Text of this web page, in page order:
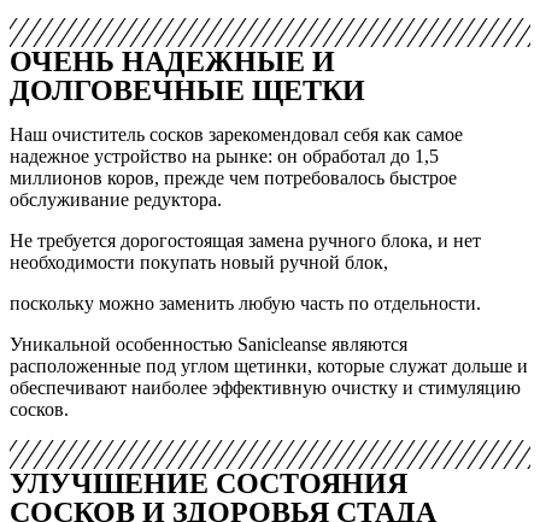
ОЧЕНЬ НАДЕЖНЫЕ И
ДОЛГОВЕЧНЫЕ ЩЕТКИ
Наш очиститель сосков зарекомендовал себя как самое
надежное устройство на рынке: он обработал до 1,5
миллионов коров, прежде чем потребовалось быстрое
обслуживание редуктора.
Не требуется дорогостоящая замена ручного блока, и нет
необходимости покупать новый ручной блок,
поскольку можно заменить любую часть по отдельности.
Уникальной особенностью Sanicleanse являются
расположенные под углом щетинки, которые служат дольше и
обеспечивают наиболее эффективную очистку и стимуляцию
сосков.
УЛУЧШЕНИЕ СОСТОЯНИЯ
СОСКОВ И ЗДОРОВЬЯ СТАДА